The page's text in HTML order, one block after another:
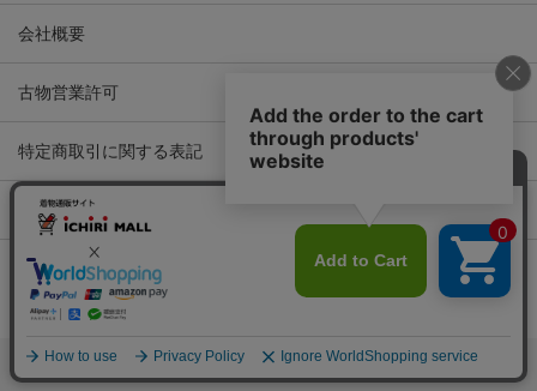
会社概要
古物営業許可
特定商取引に関する表記
プライバシーポリシー
Copyright © ICHIKURA Co., Ltd. All rights reserved.